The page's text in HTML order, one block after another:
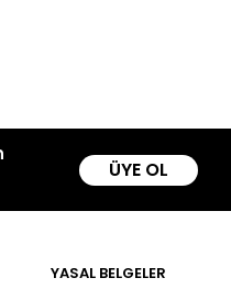
ÜYE OL
YASAL BELGELER